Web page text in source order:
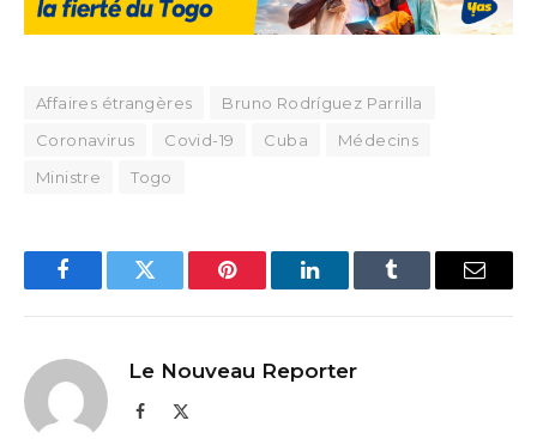
Affaires étrangères
Bruno Rodríguez Parrilla
Coronavirus
Covid-19 Cuba
Médecins
Ministre
Togo
FacebookTwitter Pinterest LinkedInTumblr Email
Le Nouveau Reporter
Facebook